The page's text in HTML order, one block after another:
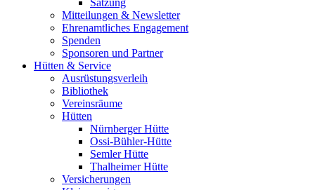
Satzung
Mitteilungen & Newsletter
Ehrenamtliches Engagement
Spenden
Sponsoren und Partner
Hütten & Service
Ausrüstungsverleih
Bibliothek
Vereinsräume
Hütten
Nürnberger Hütte
Ossi-Bühler-Hütte
Semler Hütte
Thalheimer Hütte
Versicherungen